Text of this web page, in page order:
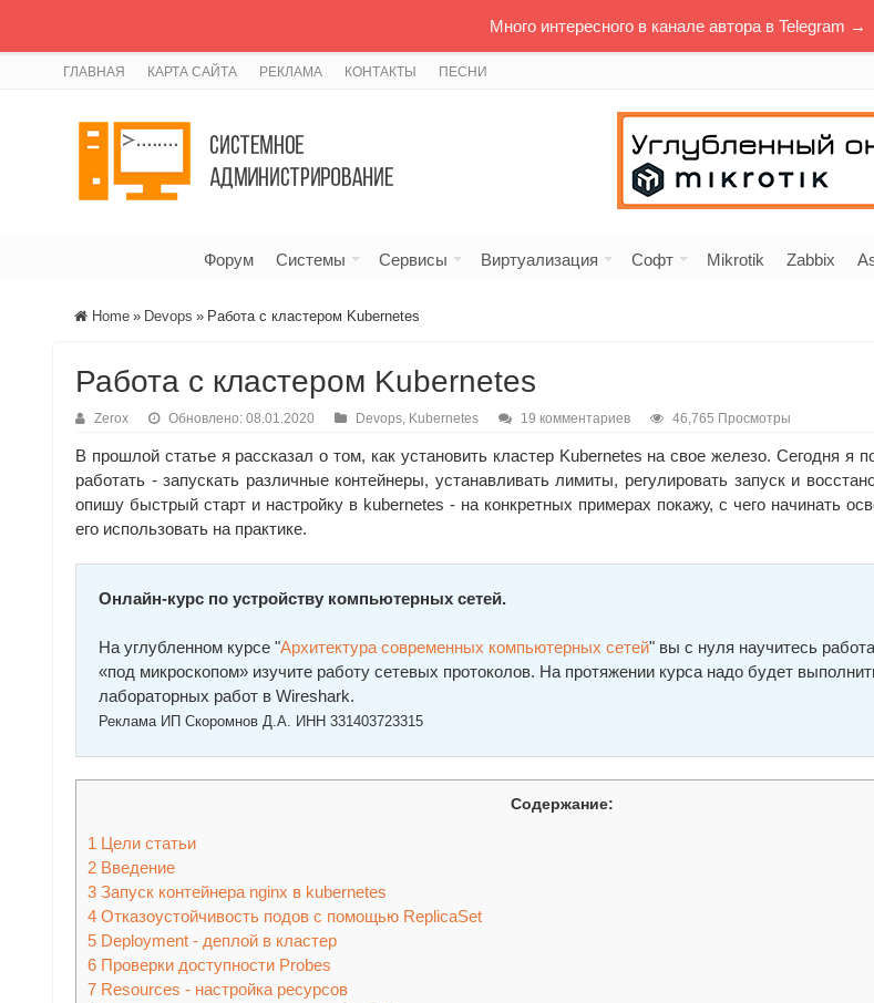
ГЛАВНАЯ КАРТА САЙТА РЕКЛАМА КОНТАКТЫ ПЕСНИ
Форум Системы Сервисы Виртуализация Софт Mikrotik Zabbix
Home » Devops » Работа с кластером Kubernetes
Работа с кластером Kubernetes
Zerox Обновлено: 08.01.2020 Devops, Kubernetes 19 комментариев 46,765 Просмотры
В прошлой статье я рассказал о том, как установить кластер Kubernetes на свое железо. Сегодня я
работать - запускать различные контейнеры, устанавливать лимиты, регулировать запуск и
опишу быстрый старт и настройку в kubernetes - на конкретных примерах покажу, с чего начинать
его использовать на практике.
Онлайн-курс по устройству компьютерных сетей.
На углубленном курсе "Архитектура современных компьютерных сетей" вы с нуля научитесь
«под микроскопом» изучите работу сетевых протоколов. На протяжении курса надо будет
лабораторных работ в Wireshark.
Реклама ИП Скоромнов Д.А. ИНН 331403723315
Содержание:
1 Цели статьи
2 Введение
3 Запуск контейнера nginx в kubernetes
4 Отказоустойчивость подов с помощью ReplicaSet
5 Deployment - деплой в кластер
6 Проверки доступности Probes
7 Resources - настройка ресурсов
Много интересного в канале автора в Telegram →